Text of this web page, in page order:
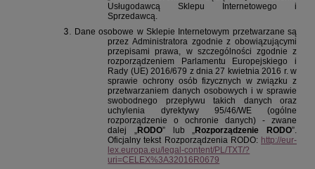
Usługodawcą Sklepu Internetowego i
Sprzedawcą.
Dane osobowe w Sklepie Internetowym przetwarzane są
przez Administratora zgodnie z obowiązującymi
przepisami prawa, w szczególności zgodnie z
rozporządzeniem Parlamentu Europejskiego i
Rady (UE) 2016/679 z dnia 27 kwietnia 2016 r. w
sprawie ochrony osób fizycznych w związku z
przetwarzaniem danych osobowych i w sprawie
swobodnego przepływu takich danych oraz
uchylenia dyrektywy 95/46/WE (ogólne
rozporządzenie o ochronie danych) - zwane
dalej „ RODO” lub „Rozporządzenie RODO”.
Oficjalny tekst Rozporządzenia RODO: http://eur-
lex.europa.eu/legal-content/PL/TXT/?
uri=CELEX%3A32016R0679